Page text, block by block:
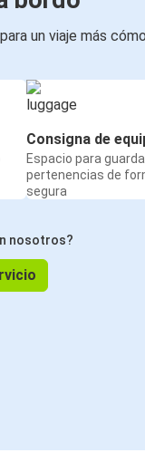
un viaje más
Consigna de
Espacio para
pertenencias de
segura
nosotros?